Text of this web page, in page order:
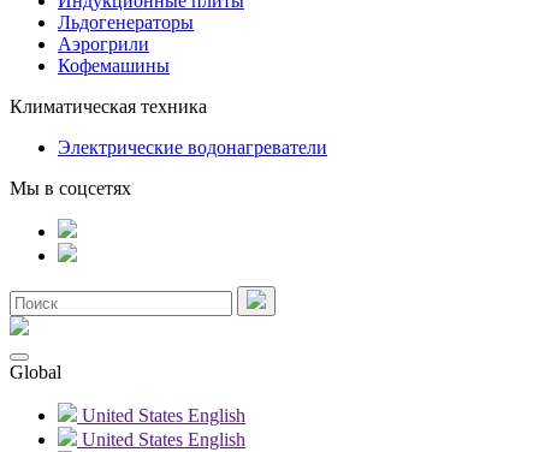
Льдогенераторы
Аэрогрили
Кофемашины
Климатическая техника
Электрические водонагреватели
Мы в соцсетях
Global
United States English
United States English